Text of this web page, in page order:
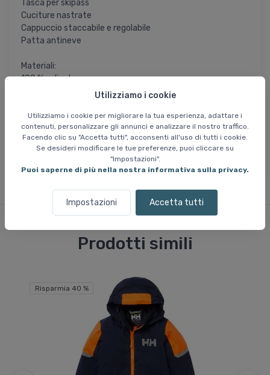
Utilizziamo i cookie
Utilizziamo i cookie per migliorare la tua esperienza, adattare i
contenuti, personalizzare gli annunci e analizzare il nostro traffico.
Facendo clic su "Accetta tutti", acconsenti all'uso di tutti i cookie.
Se desideri modificare le tue preferenze, puoi cliccare su
"Impostazioni".
Puoi saperne di più nella nostra informativa sulla privacy.
Impostazioni Accetta tutti
Tasca per skipass
Cuciture nastrate
Cappuccio staccabile e regolabile
Patta antineve
Materiali:
100 % poliestere
materiale elasticizzato in 4 direzioni
FINE SALDI
= Il prezzo dell'articolo è ridotto in modo
permanente e non sarà più disponibile una volta esaurite le
scorte attuali. Le taglie non disponibili non possono essere
Prodotti simili
Risparmia 40 %